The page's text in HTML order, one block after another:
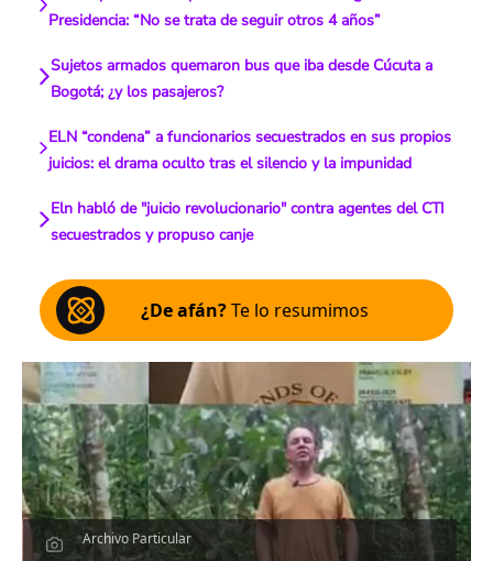
Presidencia: “No se trata de seguir otros 4 años”
Sujetos armados quemaron bus que iba desde Cúcuta a
Bogotá; ¿y los pasajeros?
ELN “condena” a funcionarios secuestrados en sus propios
juicios: el drama oculto tras el silencio y la impunidad
Eln habló de "juicio revolucionario" contra agentes del CTI
secuestrados y propuso canje
¿De afán?Te lo resumimos
Archivo Particular